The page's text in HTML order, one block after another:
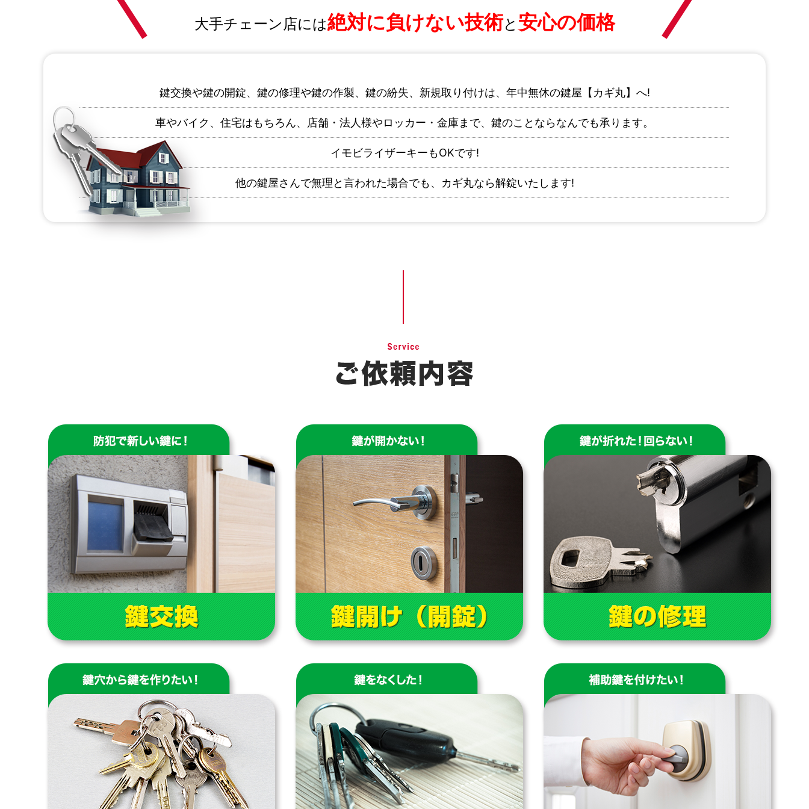
大手チェーン店には絶対に負けない技術と 安心の価格
鍵交換や鍵の開錠、鍵の修理や鍵の作製、鍵の紛失、新規取り付けは、年中無休の鍵屋【カギ丸】へ!
車やバイク、住宅はもちろん、店舗・法人様やロッカー・金庫まで、鍵のことならなんでも承ります。
イモビライザーキーもOKです!
他の鍵屋さんで無理と言われた場合でも、カギ丸なら解錠いたします!